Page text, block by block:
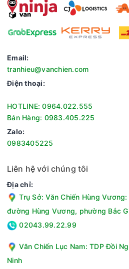
Email:
tranhieu@vanchien.com
Điện thoại:
HOTLINE: 0964.022.555
Bán Hàng: 0983.405.225
Zalo:
0983405225
Liên hệ với chúng tôi
Địa chỉ:
Trụ Sở: Văn Chiến Hùng
đường Hùng Vương, phường Bắc
02043.99.22.99
Văn Chiến Lục Nam: TDP Đồi
Ninh